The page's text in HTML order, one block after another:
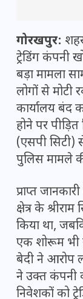
गोरखपुर:
ट्रेडिंग कंपनी
बड़ा मामला
लोगों से
कार्यालय बंद
होने पर
(एसपी सिटी)
पुलिस मामले
प्राप्त
क्षेत्र के
किया था,
एक शोरूम भी
बेदी ने आरोप
ने उक्त कंपनी
निवेशकों को